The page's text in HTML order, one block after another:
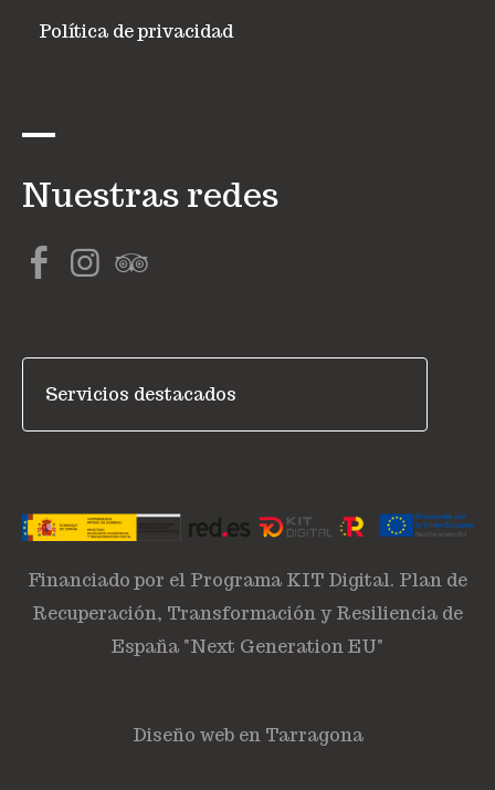
Política de privacidad
Nuestras redes
Financiado por el Programa KIT Digital. Plan de
Recuperación, Transformación y Resiliencia de
España "Next Generation EU"
Diseño web en Tarragona